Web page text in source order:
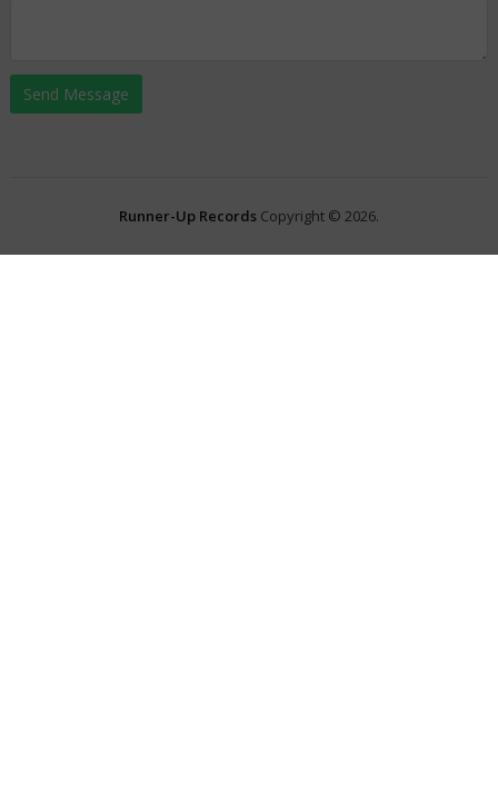
Runner-Up RecordsCopyright © 2026.